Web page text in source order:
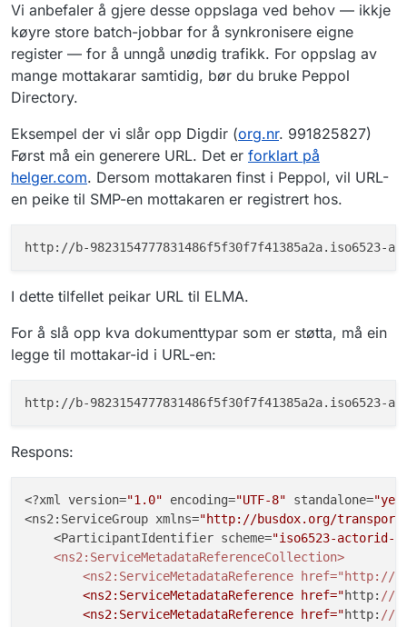
{
"scheme": "busdox-docid-qns"
"value" :
,
{
"value":
}
{
"scheme": "busdox-docid-qns",
"value":
{
},
"scheme": "busdox-docid-qns",
"value"
"scheme" : "busdox-docid-qns",
"value":
}
{
"scheme": "busdox-docid-qns"
"value":
},
{
Vi anbefaler å gjere desse oppslaga ved behov — ikkje
køyre store batch-jobbar for å synkronisere eigne
register — for å unngå unødig trafikk. For oppslag av
mange mottakarar samtidig, bør du bruke Peppol
Directory.
Eksempel der vi slår opp Digdir (org.nr. 991825827)
Først må ein generere URL. Det er forklart på
helger.com. Dersom mottakaren finst i Peppol, vil URL-
en peike til SMP-en mottakaren er registrert hos.
I dette tilfellet peikar URL til ELMA.
For å slå opp kva dokumenttypar som er støtta, må ein
legge til mottakar-id i URL-en:
Respons:
<?xml version="1.0" encoding="UTF-8" standalone=
<ns2:ServiceGroup xmlns="http://busdox.org/
    <ParticipantIdentifier scheme=
"iso6523-actorid-
    <ns2:ServiceMetadataReferenceCollection>
        <ns2:ServiceMetadataReference href="http:/
/
        <ns2:ServiceMetadataReference href="
http: //
        <ns2:ServiceMetadataReference href="
http: //